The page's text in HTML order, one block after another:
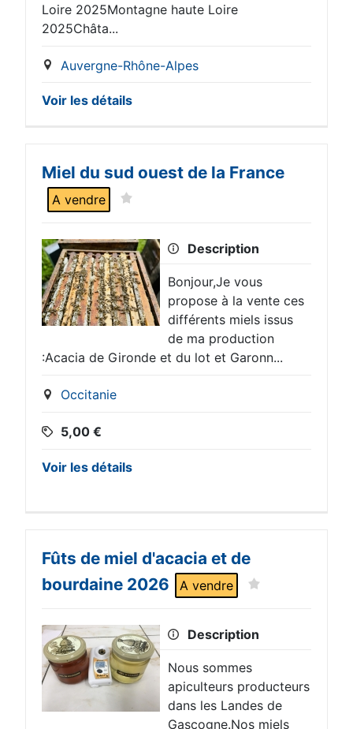
Loire 2025Montagne haute Loire
2025Châta...
Auvergne-Rhône-Alpes
Voir les détails
Miel du sud ouest de la France
A vendre
Description
Bonjour,Je vous
propose à la vente ces
différents miels issus
de ma production
:Acacia de Gironde et du lot et Garonn...
Occitanie
5,00 €
Voir les détails
Fûts de miel d'acacia et de
bourdaine 2026
A vendre
Description
Nous sommes
apiculteurs producteurs
dans les Landes de
Gascogne.Nos miels